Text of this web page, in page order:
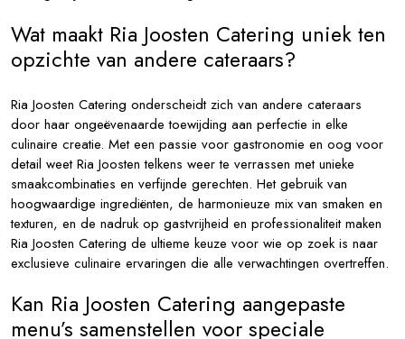
Wat maakt Ria Joosten Catering uniek ten
opzichte van andere cateraars?
Ria Joosten Catering onderscheidt zich van andere cateraars
door haar ongeëvenaarde toewijding aan perfectie in elke
culinaire creatie. Met een passie voor gastronomie en oog voor
detail weet Ria Joosten telkens weer te verrassen met unieke
smaakcombinaties en verfijnde gerechten. Het gebruik van
hoogwaardige ingrediënten, de harmonieuze mix van smaken en
texturen, en de nadruk op gastvrijheid en professionaliteit maken
Ria Joosten Catering de ultieme keuze voor wie op zoek is naar
exclusieve culinaire ervaringen die alle verwachtingen overtreffen.
Kan Ria Joosten Catering aangepaste
menu’s samenstellen voor speciale